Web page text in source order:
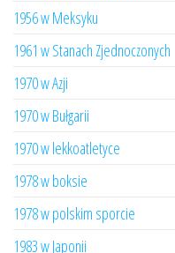
1956 w Meksyku
1961 w Stanach Zjednoczonych
1970 w Azji
1970 w Bułgarii
1970 w lekkoatletyce
1978 w boksie
1978 w polskim sporcie
1983 w Japonii